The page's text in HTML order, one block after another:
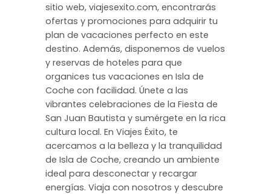
sitio web, viajesexito.com, encontrarás
ofertas y promociones para adquirir tu
plan de vacaciones perfecto en este
destino. Además, disponemos de vuelos
y reservas de hoteles para que
organices tus vacaciones en Isla de
Coche con facilidad. Únete a las
vibrantes celebraciones de la Fiesta de
San Juan Bautista y sumérgete en la rica
cultura local. En Viajes Éxito, te
acercamos a la belleza y la tranquilidad
de Isla de Coche, creando un ambiente
ideal para desconectar y recargar
energías. Viaja con nosotros y descubre